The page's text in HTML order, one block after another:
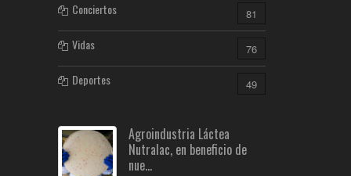
Conciertos 81
Vidas 76
Deportes 49
Agroindustria Láctea
Nutralac, en beneficio de
nue...